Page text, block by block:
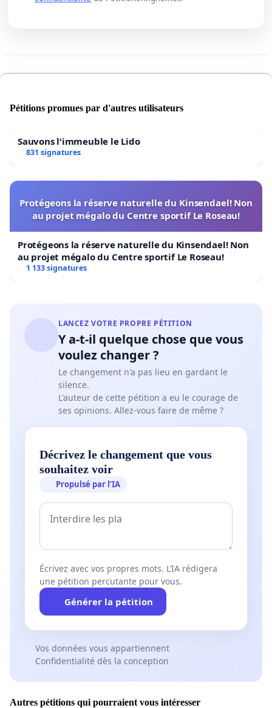
Pétitions promues par d'autres utilisateurs
Sauvons l'immeuble le Lido
831 signatures
Protégeons la réserve naturelle du Kinsendael! Non
au projet mégalo du Centre sportif Le Roseau!
Protégeons la réserve naturelle du Kinsendael! Non
au projet mégalo du Centre sportif Le Roseau!
1 133 signatures
LANCEZ VOTRE PROPRE PÉTITION
Y a-t-il quelque chose que vous
voulez changer ?
Le changement n'a pas lieu en gardant le
silence.
L'auteur de cette pétition a eu le courage de
ses opinions. Allez-vous faire de même ?
Décrivez le changement que vous
souhaitez voir
Propulsé par l’IA
Écrivez avec vos propres mots. L’IA rédigera
une pétition percutante pour vous.
Générer la pétition
Vos données vous appartiennent
Confidentialité dès la conception
Autres pétitions qui pourraient vous intéresser